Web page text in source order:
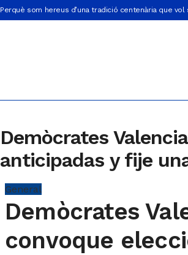
Perquè som hereus d’una tradició centenària que
Demòcrates
anticipadas y fije
General
Demòcrates
convoque